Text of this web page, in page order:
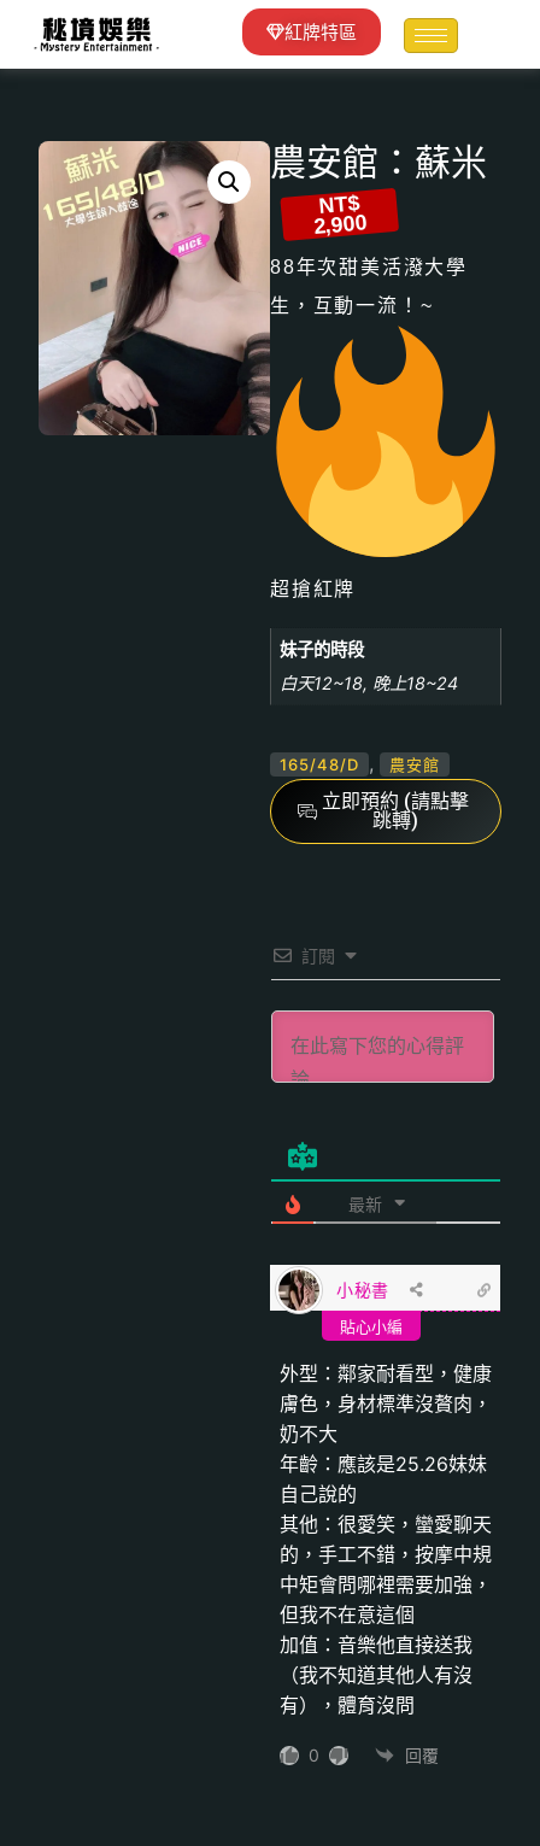
紅牌特區
農安館：蘇米
NT$
2,900
88年次甜美活潑大學
生，互動一流！~
超搶紅牌
妹子的時段
白天12~18, 晚上18~24
165/48/D , 農安館
立即預約 (請點擊
跳轉)
訂閱
最新
小秘書
貼心小編
外型：鄰家耐看型，健康
膚色，身材標準沒贅肉，
奶不大
年齡：應該是25.26妹妹
自己說的
其他：很愛笑，蠻愛聊天
的，手工不錯，按摩中規
中矩會問哪裡需要加強，
但我不在意這個
加值：音樂他直接送我
（我不知道其他人有沒
有），體育沒問
0 回覆